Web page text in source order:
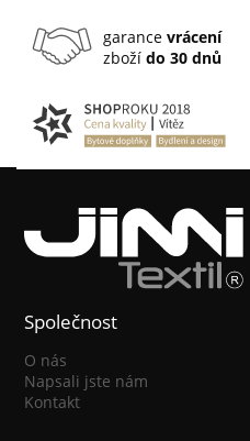
garancevrácení
zbožído 30 dnů
Společnost
O nás
Napsali jste nám
Kontakt